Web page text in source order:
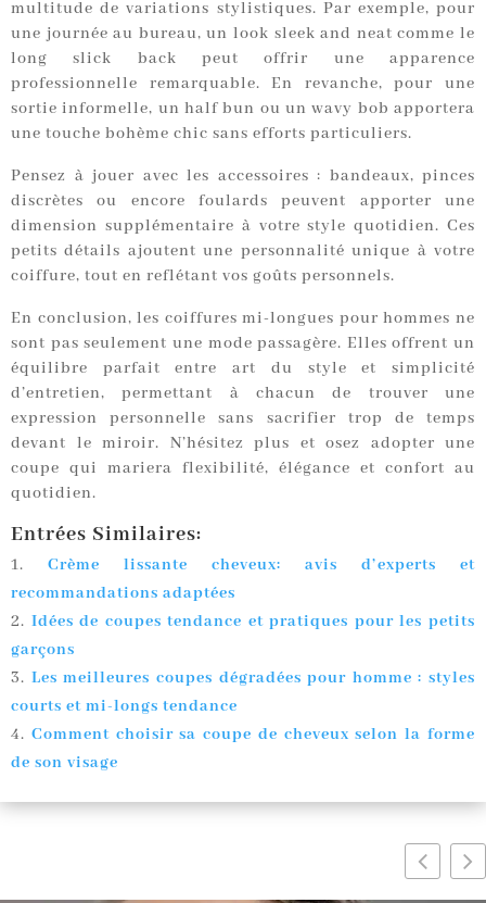
multitude de variations stylistiques. Par exemple, pour
une journée au bureau, un look sleek and neat comme le
long slick back peut offrir une apparence
professionnelle remarquable. En revanche, pour une
sortie informelle, un half bun ou un wavy bob apportera
une touche bohème chic sans efforts particuliers.
Pensez à jouer avec les accessoires : bandeaux, pinces
discrètes ou encore foulards peuvent apporter une
dimension supplémentaire à votre style quotidien. Ces
petits détails ajoutent une personnalité unique à votre
coiffure, tout en reflétant vos goûts personnels.
En conclusion, les coiffures mi-longues pour hommes ne
sont pas seulement une mode passagère. Elles offrent un
équilibre parfait entre art du style et simplicité
d’entretien, permettant à chacun de trouver une
expression personnelle sans sacrifier trop de temps
devant le miroir. N’hésitez plus et osez adopter une
coupe qui mariera flexibilité, élégance et confort au
quotidien.
Entrées Similaires:
Crème lissante cheveux: avis d’experts et
recommandations adaptées
Idées de coupes tendance et pratiques pour les petits
garçons
Les meilleures coupes dégradées pour homme : styles
courts et mi-longs tendance
Comment choisir sa coupe de cheveux selon la forme
de son visage